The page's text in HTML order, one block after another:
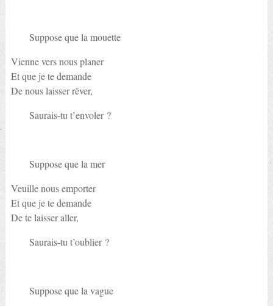
Suppose que la mouette
Vienne vers nous planer
Et que je te demande
De nous laisser rêver,
Saurais-tu t’envoler ?
Suppose que la mer
Veuille nous emporter
Et que je te demande
De te laisser aller,
Saurais-tu t’oublier ?
Suppose que la vague